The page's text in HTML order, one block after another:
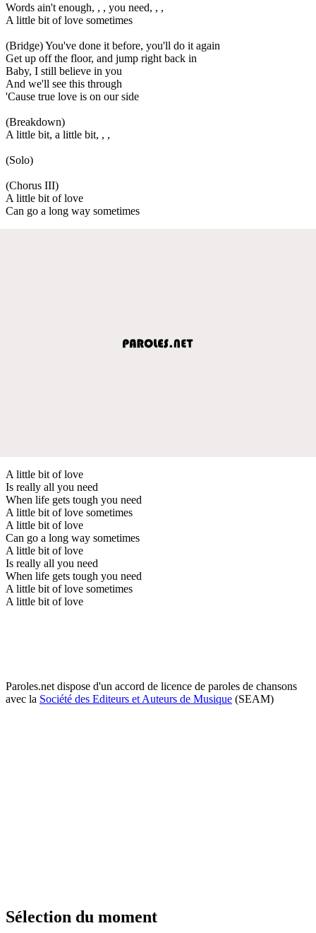
Words ain't enough, , , you need, , ,
A little bit of love sometimes
(Bridge) You've done it before, you'll do it again
Get up off the floor, and jump right back in
Baby, I still believe in you
And we'll see this through
'Cause true love is on our side
(Breakdown)
A little bit, a little bit, , ,
(Solo)
(Chorus III)
A little bit of love
Can go a long way sometimes
A little bit of love
Is really all you need
When life gets tough you need
A little bit of love sometimes
A little bit of love
Can go a long way sometimes
A little bit of love
Is really all you need
When life gets tough you need
A little bit of love sometimes
A little bit of love
Paroles.net dispose d'un accord de licence de paroles de chansons
avec la Société des Editeurs et Auteurs de Musique (SEAM)
Sélection du moment